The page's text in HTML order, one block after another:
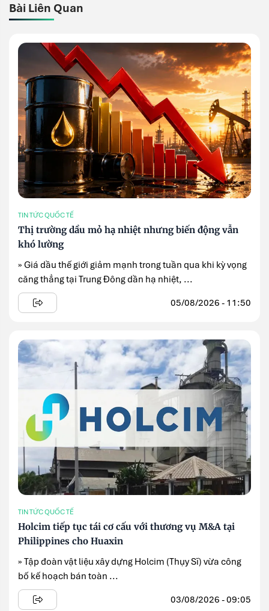
Bài Liên Quan
TIN TỨC QUỐC TẾ
Thị trường dầu mỏ hạ nhiệt nhưng biến động vẫn
khó lường
» Giá dầu thế giới giảm mạnh trong tuần qua khi kỳ vọng
căng thẳng tại Trung Đông dần hạ nhiệt, ...
05/08/2026 - 11:50
TIN TỨC QUỐC TẾ
Holcim tiếp tục tái cơ cấu với thương vụ M&A tại
Philippines cho Huaxin
» Tập đoàn vật liệu xây dựng Holcim (Thụy Sĩ) vừa công
bố kế hoạch bán toàn ...
03/08/2026 - 09:05